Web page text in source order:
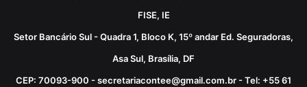
FISE, IE
Setor Bancário Sul - Quadra 1, Bloco K, 15º andar Ed. Seguradoras,
Asa Sul, Brasília, DF
CEP: 70093-900 - secretariacontee@gmail.com.br - Tel: +55 61